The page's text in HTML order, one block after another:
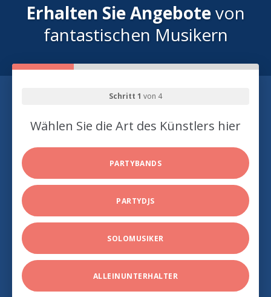
Erhalten Sie Angebotevon
fantastischen Musikern
Schritt 1 von 4
Wählen Sie die Art des Künstlers hier
PARTYBANDS
PARTYDJS
SOLOMUSIKER
ALLEINUNTERHALTER